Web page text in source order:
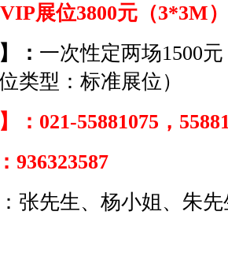
展位3800元（3*3M）
： 一次性定两场1500
类型：标准展位）
：021-55881075，
：张先生、杨小姐、朱